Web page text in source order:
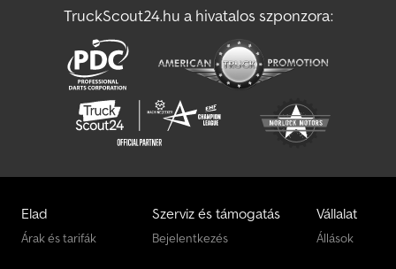
Vezeko Autószállító
Woermann Autószállító
TruckScout24.hu a hivatalos szponzora:
Elad
Árak és tarifák
Szerviz és támogatás
Bejelentkezés
Vállalat
Állások